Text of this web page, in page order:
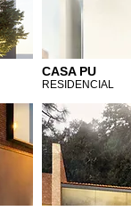
CASA PU
RESIDENCIAL